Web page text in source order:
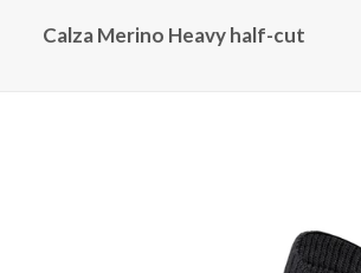
Calza Merino Heavy half-cut